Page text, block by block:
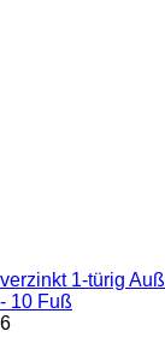
verzinkt 1-türig
- 10 Fuß
6